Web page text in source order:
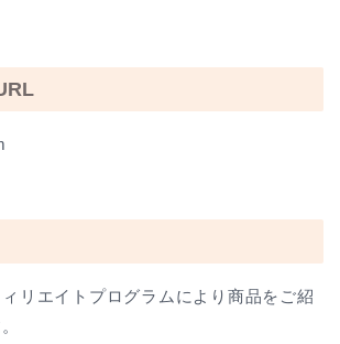
リエイトプログラムにより商品をご紹